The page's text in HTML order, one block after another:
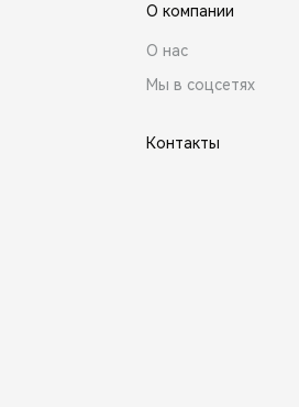
О компании
О нас
Мы в соцсетях
Контакты